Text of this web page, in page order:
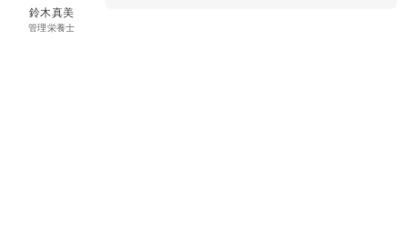
鈴木真美
管理栄養士